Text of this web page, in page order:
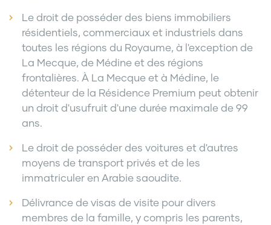
Le droit de posséder des biens immobiliers
résidentiels, commerciaux et industriels dans
toutes les régions du Royaume, à l'exception de
La Mecque, de Médine et des régions
frontalières. À La Mecque et à Médine, le
détenteur de la Résidence Premium peut obtenir
un droit d'usufruit d'une durée maximale de 99
ans.
Le droit de posséder des voitures et d'autres
moyens de transport privés et de les
immatriculer en Arabie saoudite.
Délivrance de visas de visite pour divers
membres de la famille, y compris les parents,